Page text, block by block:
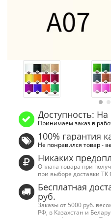
Доступность: На
Принимаем заказ в
100% гарантия
Не понравился товар -
Никаких
Оплата товара при
при выборе доставки ТК
Бесплатная
руб.
Заказы от 5000 руб.
РФ, в Казахстан и